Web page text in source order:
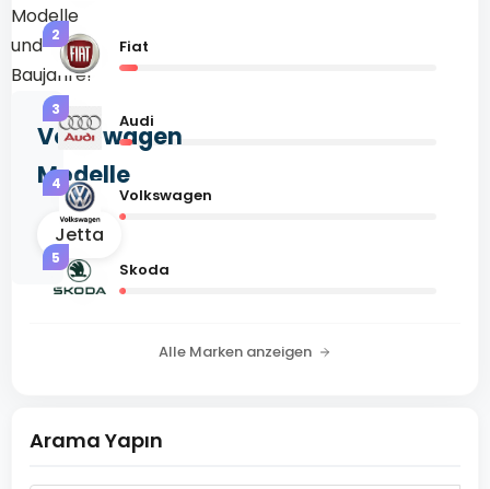
Modelle
und
Baujahre!
Volkswagen
Modelle
Jetta
2
Fiat
3
Audi
4
Volkswagen
5
Skoda
Alle Marken anzeigen
Arama Yapın